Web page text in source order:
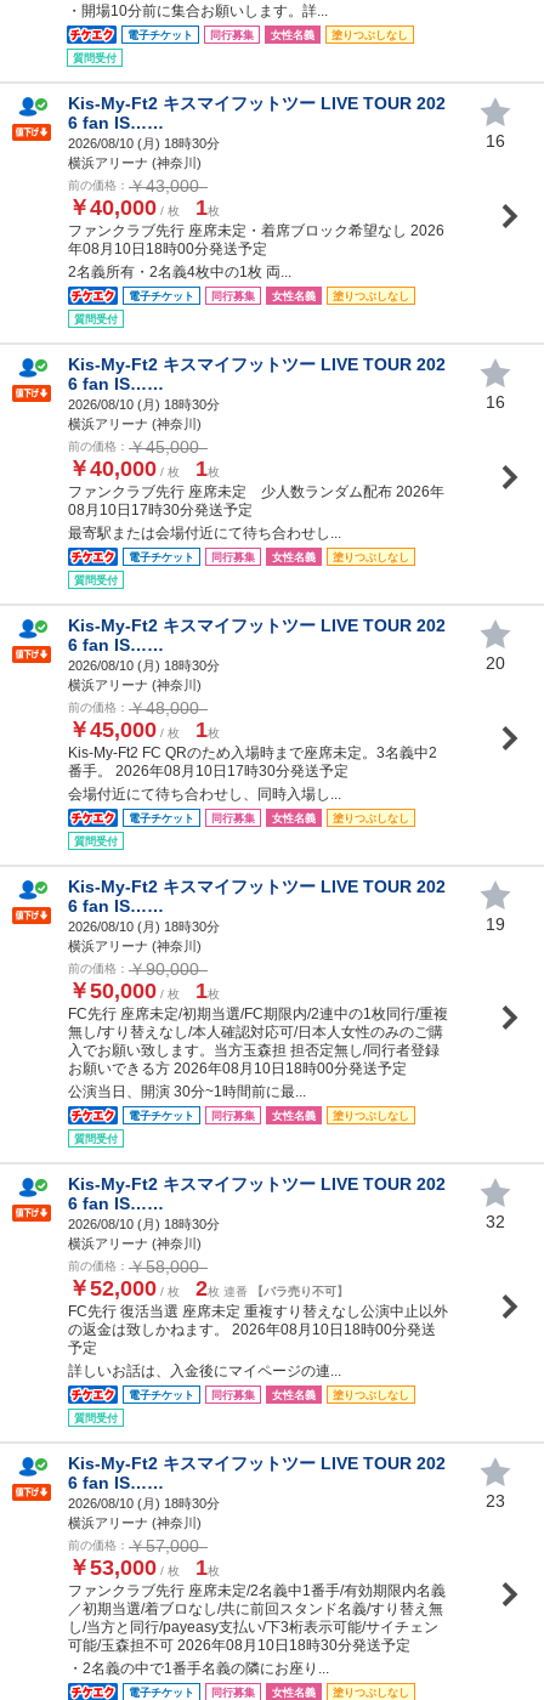
・開場10分前に集合お願いします。詳...
電子チケット 同行募集 女性名義
塗りつぶしなし
質問受付
Kis-My-Ft2 キスマイフットツー LIVE TOUR 202
6 fan IS……
2026/08/10 (月) 18時30分
横浜アリーナ (神奈川)
前の価格： ￥43,000
￥40,000 / 枚 1枚
ファンクラブ先行 座席未定・着席ブロック希望なし 2026
年08月10日18時00分発送予定
2名義所有・2名義4枚中の1枚 両...
電子チケット 同行募集 女性名義
塗りつぶしなし
質問受付
16
Kis-My-Ft2 キスマイフットツー LIVE TOUR 202
6 fan IS……
2026/08/10 (月) 18時30分
横浜アリーナ (神奈川)
前の価格： ￥45,000
￥40,000 / 枚 1枚
ファンクラブ先行 座席未定 少人数ランダム配布 2026年
08月10日17時30分発送予定
最寄駅または会場付近にて待ち合わせし...
電子チケット 同行募集 女性名義
塗りつぶしなし
質問受付
16
Kis-My-Ft2 キスマイフットツー LIVE TOUR 202
6 fan IS……
2026/08/10 (月) 18時30分
横浜アリーナ (神奈川)
前の価格： ￥48,000
￥45,000 / 枚 1枚
Kis-My-Ft2 FC QRのため入場時まで座席未定。3名義中2
番手。 2026年08月10日17時30分発送予定
会場付近にて待ち合わせし、同時入場し...
電子チケット 同行募集 女性名義
塗りつぶしなし
質問受付
20
Kis-My-Ft2 キスマイフットツー LIVE TOUR 202
6 fan IS……
2026/08/10 (月) 18時30分
横浜アリーナ (神奈川)
前の価格： ￥90,000
￥50,000 / 枚 1枚
FC先行 座席未定/初期当選/FC期限内/2連中の1枚同行/重複
無し/すり替えなし/本人確認対応可/日本人女性のみのご購
入でお願い致します。当方玉森担 担否定無し/同行者登録
お願いできる方 2026年08月10日18時00分発送予定
公演当日、開演 30分~1時間前に最...
電子チケット 同行募集 女性名義
塗りつぶしなし
質問受付
19
Kis-My-Ft2 キスマイフットツー LIVE TOUR 202
6 fan IS……
2026/08/10 (月) 18時30分
横浜アリーナ (神奈川)
前の価格： ￥58,000
￥52,000 / 枚 2枚 連番 【バラ売り不可】
FC先行 復活当選 座席未定 重複すり替えなし公演中止以外
の返金は致しかねます。 2026年08月10日18時00分発送
予定
詳しいお話は、入金後にマイページの連...
電子チケット 同行募集 女性名義
塗りつぶしなし
質問受付
32
Kis-My-Ft2 キスマイフットツー LIVE TOUR 202
6 fan IS……
2026/08/10 (月) 18時30分
横浜アリーナ (神奈川)
前の価格： ￥57,000
￥53,000 / 枚 1枚
ファンクラブ先行 座席未定/2名義中1番手/有効期限内名義
／初期当選/着ブロなし/共に前回スタンド名義/すり替え無
し/当方と同行/payeasy支払い/下3桁表示可能/サイチェン
可能/玉森担不可 2026年08月10日18時30分発送予定
・2名義の中で1番手名義の隣にお座り...
電子チケット 同行募集 女性名義
塗りつぶしなし
23